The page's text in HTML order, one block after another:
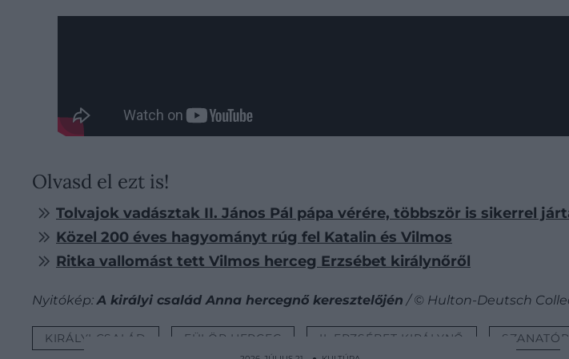
Olvasd el ezt is!
Tolvajok vadásztak II. János Pál pápa vérére, többször is sikerrel
Közel 200 éves hagyományt rúg fel Katalin és Vilmos
Ritka vallomást tett Vilmos herceg Erzsébet királynőről
Nyitókép:A királyi család Anna hercegnő keresztelőjén / © Hulton-Deutsch
KIRÁLYI CSALÁD FÜLÖP HERCEG II. ERZSÉBET KIRÁLYNŐ